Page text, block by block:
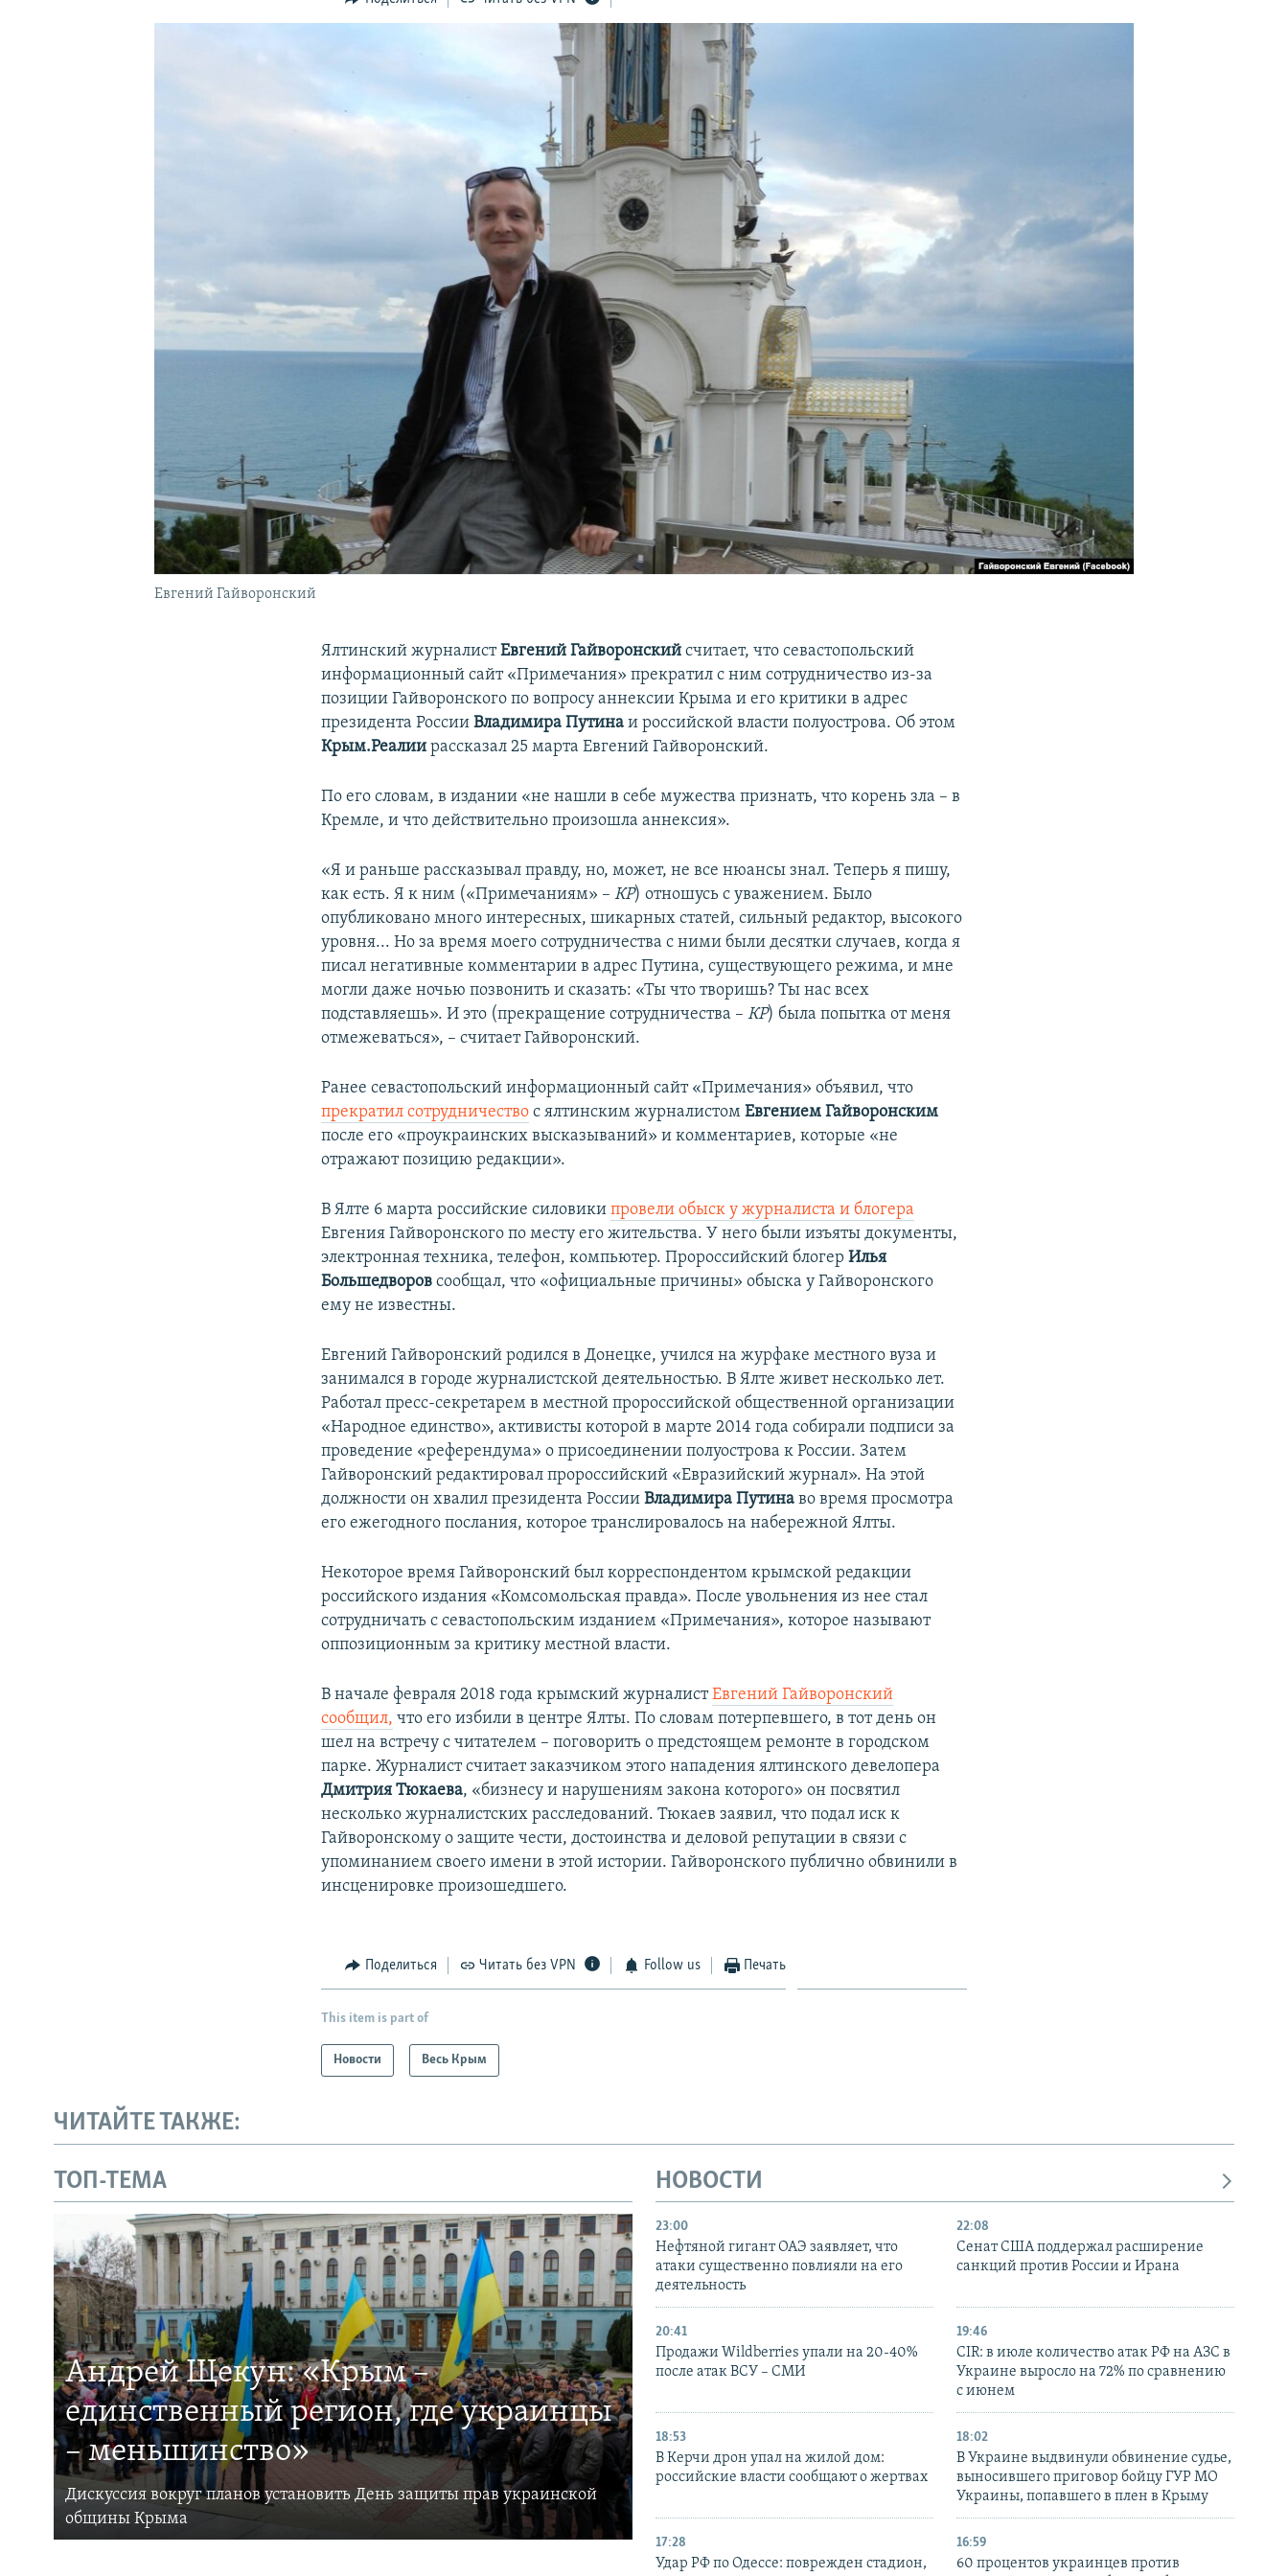
Евгений Гайворонский
Ялтинский журналистЕвгений Гайворонскийсчитает, что севастопольский
информационный сайт «Примечания» прекратил с ним сотрудничество из-за
позиции Гайворонского по вопросу аннексии Крыма и его критики в адрес
президента РоссииВладимира Путина и российской власти полуострова. Об этом
Крым.Реалии рассказал 25 марта Евгений Гайворонский.
По его словам, в издании «не нашли в себе мужества признать, что корень зла – в
Кремле, и что действительно произошла аннексия».
«Я и раньше рассказывал правду, но, может, не все нюансы знал. Теперь я пишу,
как есть. Я к ним («Примечаниям» –КР) отношусь с уважением. Было
опубликовано много интересных, шикарных статей, сильный редактор, высокого
уровня... Но за время моего сотрудничества с ними были десятки случаев, когда я
писал негативные комментарии в адрес Путина, существующего режима, и мне
могли даже ночью позвонить и сказать: «Ты что творишь? Ты нас всех
подставляешь». И это (прекращение сотрудничества –КР) была попытка от меня
отмежеваться», – считает Гайворонский.
Ранее севастопольский информационный сайт «Примечания» объявил, что​
прекратил сотрудничество с ялтинским журналистом Евгением Гайворонским
после его «проукраинских высказываний» и комментариев, которые «не
отражают позицию редакции».
В Ялте 6 марта российские силовикипровели обыск у журналиста и блогера
Евгения Гайворонского по месту его жительства. У него были изъяты документы,
электронная техника, телефон, компьютер. Пророссийский блогерИлья
Большедворов сообщал, что «официальные причины» обыска у Гайворонского
ему не известны.
Евгений Гайворонский родился в Донецке, учился на журфаке местного вуза и
занимался в городе журналистской деятельностью. В Ялте живет несколько лет.
Работал пресс-секретарем в местной пророссийской общественной организации
«Народное единство», активисты которой в марте 2014 года собирали подписи за
проведение «референдума» о присоединении полуострова к России. Затем
Гайворонский редактировал пророссийский «Евразийский журнал». На этой
должности он хвалил президента РоссииВладимира Путина во время просмотра
его ежегодного послания, которое транслировалось на набережной Ялты.
Некоторое время Гайворонский был корреспондентом крымской редакции
российского издания «Комсомольская правда». После увольнения из нее стал
сотрудничать с севастопольским изданием «Примечания», которое называют
оппозиционным за критику местной власти.
В начале февраля 2018 года крымский журналистЕвгений Гайворонский
сообщил, что его избили в центре Ялты. По словам потерпевшего, в тот день он
шел на встречу с читателем – поговорить о предстоящем ремонте в городском
парке. Журналист считает заказчиком этого нападения ялтинского девелопера
Дмитрия Тюкаева, «бизнесу и нарушениям закона которого» он посвятил
несколько журналистских расследований. Тюкаев заявил, что подал иск к
Гайворонскому о защите чести, достоинства и деловой репутации в связи с
упоминанием своего имени в этой истории. Гайворонского публично обвинили в
инсценировке произошедшего.
Поделиться Читать без VPN Follow us Печать
This item is part of
Новости Весь Крым
ЧИТАЙТЕ ТАКЖЕ:
ТОП-ТЕМА
Андрей Щекун: «Крым –
единственный регион, где украинцы
– меньшинство»
Дискуссия вокруг планов установить День защиты прав украинской
общины Крыма
НОВОСТИ
23:00
Нефтяной гигант ОАЭ заявляет, что
атаки существенно повлияли на его
деятельность
22:08
Сенат США поддержал расширение
санкций против России и Ирана
20:41
Продажи Wildberries упали на 20-40%
после атак ВСУ – СМИ
19:46
CIR: в июле количество атак РФ на АЗС в
Украине выросло на 72% по сравнению
с июнем
18:53
В Керчи дрон упал на жилой дом:
российские власти сообщают о жертвах
18:02
В Украине выдвинули обвинение судье,
выносившего приговор бойцу ГУР МО
Украины, попавшего в плен в Крыму
17:28
Удар РФ по Одессе: поврежден стадион,
16:59
60 процентов украинцев против